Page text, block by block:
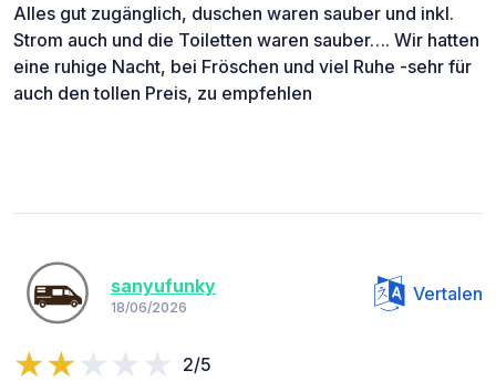
Alles gut zugänglich, duschen waren sauber und inkl.
Strom auch und die Toiletten waren sauber…. Wir hatten
eine ruhige Nacht, bei Fröschen und viel Ruhe -sehr für
auch den tollen Preis, zu empfehlen
sanyufunky
18/06/2026
Vertalen
2/5